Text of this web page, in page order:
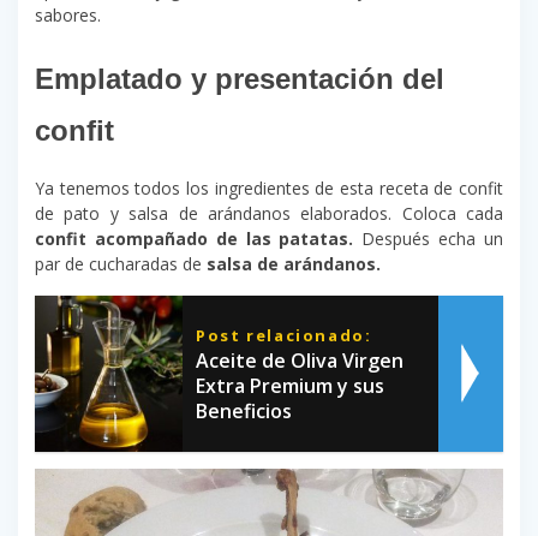
sabores.
Emplatado y presentación del
confit
Ya tenemos todos los ingredientes de esta receta de confit
de pato y salsa de arándanos elaborados. Coloca cada
confit acompañado de las patatas. Después echa un
par de cucharadas de salsa de arándanos.
Post relacionado:
Aceite de Oliva Virgen
Extra Premium y sus
Beneficios